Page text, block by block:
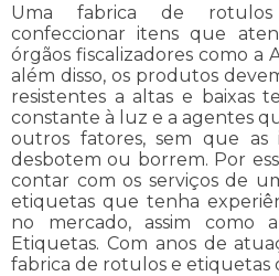
Uma fabrica de
confeccionar itens que
órgãos fiscalizadores como a
além disso, os produtos
resistentes a altas e baixas
constante à luz e a agentes
outros fatores, sem que as
desbotem ou borrem. Por
contar com os serviços de
etiquetas que tenha
no mercado, assim como
Etiquetas. Com anos de
fabrica de rotulos e etiquetas